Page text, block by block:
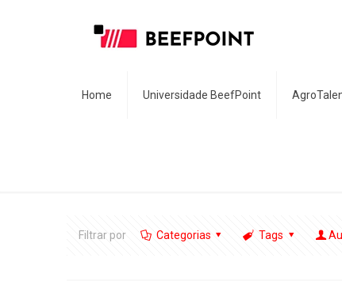
Home Universidade BeefPoint
Filtrar por Categorias Tags